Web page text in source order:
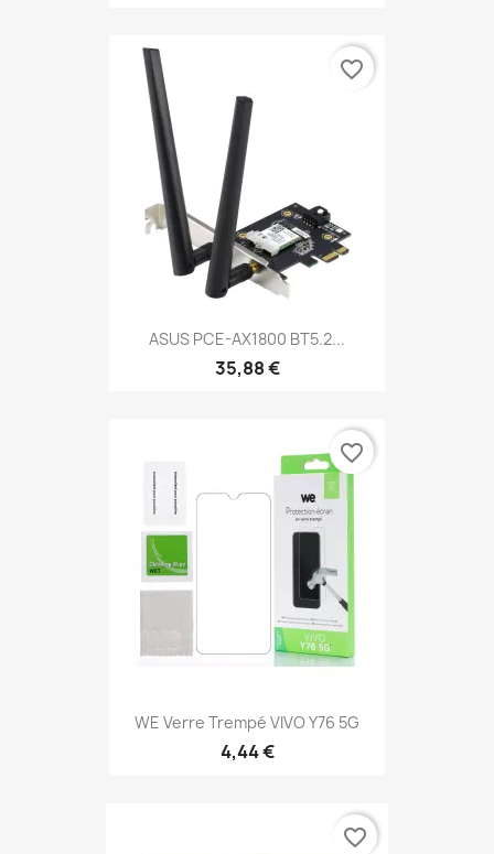
ASUS PCE-AX1800 BT5.2...
35,88 €
favorite_border
WE Verre Trempé VIVO Y76 5G
4,44 €
favorite_border
favorite_border